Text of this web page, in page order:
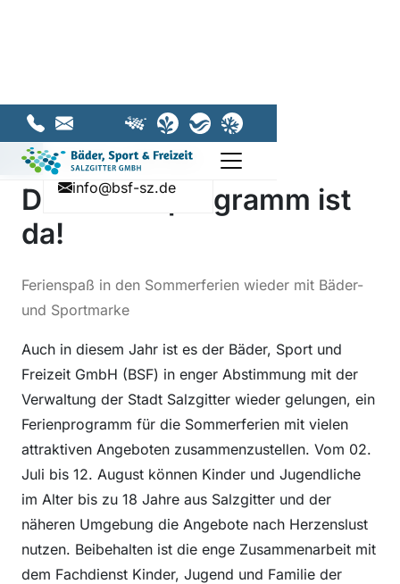
Zum Hauptinhalt springen
Zur Hauptnavigation springen
05341 - 839-4432
info@bsf-sz.deHauptseiteThermalsolbad
StadtbadEissporthalle
Lage
05341 - 839-4432
info@bsf-sz.de
10.06.2026
Das Ferienprogramm ist
da!
Ferienspaß in den Sommerferien wieder mit Bäder-
und Sportmarke
Auch in diesem Jahr ist es der Bäder, Sport und
Freizeit GmbH (BSF) in enger Abstimmung mit der
Verwaltung der Stadt Salzgitter wieder gelungen, ein
Ferienprogramm für die Sommerferien mit vielen
attraktiven Angeboten zusammenzustellen. Vom 02.
Juli bis 12. August können Kinder und Jugendliche
im Alter bis zu 18 Jahre aus Salzgitter und der
näheren Umgebung die Angebote nach Herzenslust
nutzen. Beibehalten ist die enge Zusammenarbeit mit
dem Fachdienst Kinder, Jugend und Familie der